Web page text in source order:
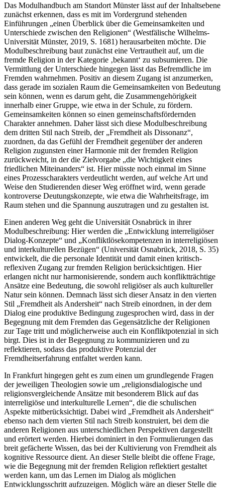
Das Modulhandbuch am Standort Münster lässt auf der Inhaltsebene
zunächst erkennen, dass es mit im Vordergrund stehenden
Einführungen „einen Überblick über die Gemeinsamkeiten und
Unterschiede zwischen den Religionen“ (Westfälische Wilhelms-
Universität Münster, 2019, S. 1681) herausarbeiten möchte. Die
Modulbeschreibung baut zunächst eine Vertrautheit auf, um die
fremde Religion in der Kategorie ‚bekannt‘ zu subsumieren. Die
Vermittlung der Unterschiede hingegen lässt das Befremdliche im
Fremden wahrnehmen. Positiv an diesem Zugang ist anzumerken,
dass gerade im sozialen Raum die Gemeinsamkeiten von Bedeutung
sein können, wenn es darum geht, die Zusammengehörigkeit
innerhalb einer Gruppe, wie etwa in der Schule, zu fördern.
Gemeinsamkeiten können so einen gemeinschaftsfördernden
Charakter annehmen. Daher lässt sich diese Modulbeschreibung
dem dritten Stil nach Streib, der „Fremdheit als Dissonanz“,
zuordnen, da das Gefühl der Fremdheit gegenüber der anderen
Religion zugunsten einer Harmonie mit der fremden Religion
zurückweicht, in der die Zielvorgabe „die Wichtigkeit eines
friedlichen Miteinanders“ ist. Hier müsste noch einmal im Sinne
eines Prozesscharakters verdeutlicht werden, auf welche Art und
Weise den Studierenden dieser Weg eröffnet wird, wenn gerade
kontroverse Deutungskonzepte, wie etwa die Wahrheitsfrage, im
Raum stehen und die Spannung auszutragen und zu gestalten ist.
Einen anderen Weg geht die Universität Osnabrück in ihrer
Modulbeschreibung: Hier werden die „Entwicklung interreligiöser
Dialog-Konzepte“ und „Konfliktlösekompetenzen in interreligiösen
und interkulturellen Bezügen“ (Universität Osnabrück, 2018, S. 35)
entwickelt, die die personale Identität und damit einen kritisch-
reflexiven Zugang zur fremden Religion berücksichtigen. Hier
erlangen nicht nur harmonisierende, sondern auch konfliktträchtige
Ansätze eine Bedeutung, die sowohl religiöser als auch kultureller
Natur sein können. Demnach lässt sich dieser Ansatz in den vierten
Stil „Fremdheit als Andersheit“ nach Streib einordnen, in der dem
Dialog eine produktive Bedingung zugesprochen wird, dass in der
Begegnung mit dem Fremden das Gegensätzliche der Religionen
zur Tage tritt und möglicherweise auch ein Konfliktpotenzial in sich
birgt. Dies ist in der Begegnung zu kommunizieren und zu
reflektieren, sodass das produktive Potenzial der
Fremdheitserfahrung entfaltet werden kann.
In Frankfurt hingegen geht es zum einen um grundlegende Fragen
der jeweiligen Theologien sowie um „religionsdialogische und
religionsvergleichende Ansätze mit besonderem Blick auf das
interreligiöse und interkulturelle Lernen“, die die schulischen
Aspekte mitberücksichtigt. Dabei wird „Fremdheit als Andersheit“
ebenso nach dem vierten Stil nach Streib konstruiert, bei dem die
anderen Religionen aus unterschiedlichen Perspektiven dargestellt
und erörtert werden. Hierbei dominiert in den Formulierungen das
breit gefächerte Wissen, das bei der Kultivierung von Fremdheit als
kognitive Ressource dient. An dieser Stelle bleibt die offene Frage,
wie die Begegnung mit der fremden Religion reflektiert gestaltet
werden kann, um das Lernen im Dialog als möglichen
Entwicklungsschritt aufzuzeigen. Möglich wäre an dieser Stelle die